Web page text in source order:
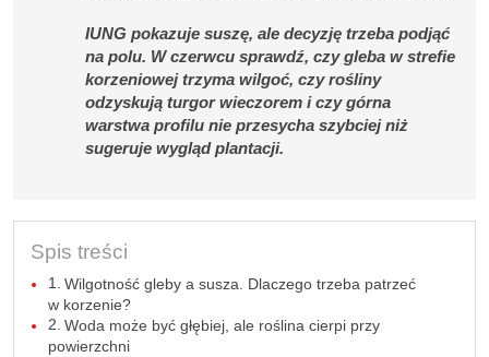
IUNG pokazuje suszę, ale decyzję trzeba podjąć
na polu. W czerwcu sprawdź, czy gleba w strefie
korzeniowej trzyma wilgoć, czy rośliny
odzyskują turgor wieczorem i czy górna
warstwa profilu nie przesycha szybciej niż
sugeruje wygląd plantacji.
Spis treści
Wilgotność gleby a susza. Dlaczego trzeba patrzeć
w korzenie?
Woda może być głębiej, ale roślina cierpi przy
powierzchni